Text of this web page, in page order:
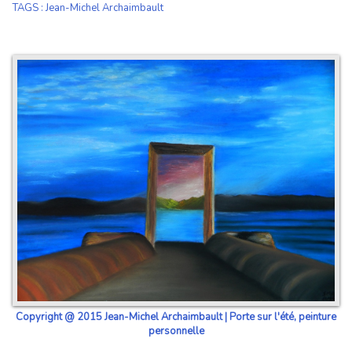
TAGS :Jean-Michel Archaimbault
Copyright @ 2015 Jean-Michel Archaimbault | Porte sur l'été, peinture
personnelle